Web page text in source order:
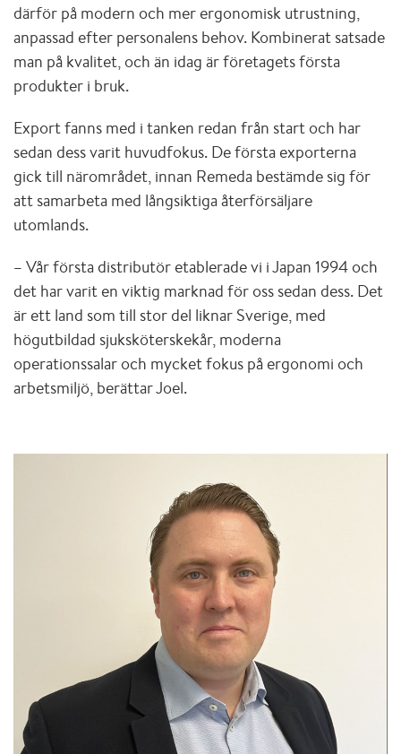
därför på modern och mer ergonomisk utrustning,
anpassad efter personalens behov. Kombinerat satsade
man på kvalitet, och än idag är företagets första
produkter i bruk.
Export fanns med i tanken redan från start och har
sedan dess varit huvudfokus. De första exporterna
gick till närområdet, innan Remeda bestämde sig för
att samarbeta med långsiktiga återförsäljare
utomlands.
– Vår första distributör etablerade vi i Japan 1994 och
det har varit en viktig marknad för oss sedan dess. Det
är ett land som till stor del liknar Sverige, med
högutbildad sjuksköterskekår, moderna
operationssalar och mycket fokus på ergonomi och
arbetsmiljö, berättar Joel.